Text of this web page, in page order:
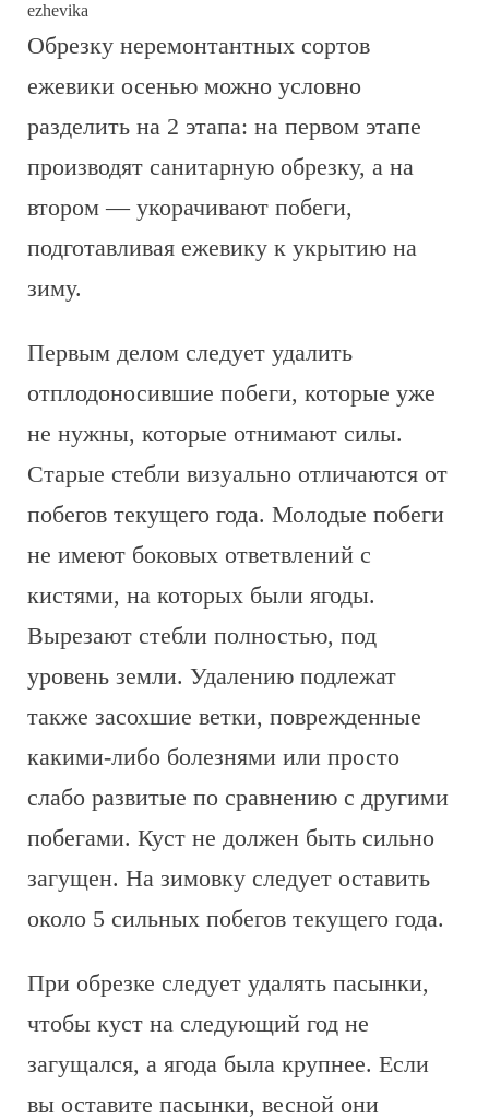
ezhevika
Обрезку неремонтантных сортов
ежевики осенью можно условно
разделить на 2 этапа: на первом этапе
производят санитарную обрезку, а на
втором — укорачивают побеги,
подготавливая ежевику к укрытию на
зиму.
Первым делом следует удалить
отплодоносившие побеги, которые уже
не нужны, которые отнимают силы.
Старые стебли визуально отличаются от
побегов текущего года. Молодые побеги
не имеют боковых ответвлений с
кистями, на которых были ягоды.
Вырезают стебли полностью, под
уровень земли. Удалению подлежат
также засохшие ветки, поврежденные
какими-либо болезнями или просто
слабо развитые по сравнению с другими
побегами. Куст не должен быть сильно
загущен. На зимовку следует оставить
около 5 сильных побегов текущего года.
При обрезке следует удалять пасынки,
чтобы куст на следующий год не
загущался, а ягода была крупнее. Если
вы оставите пасынки, весной они